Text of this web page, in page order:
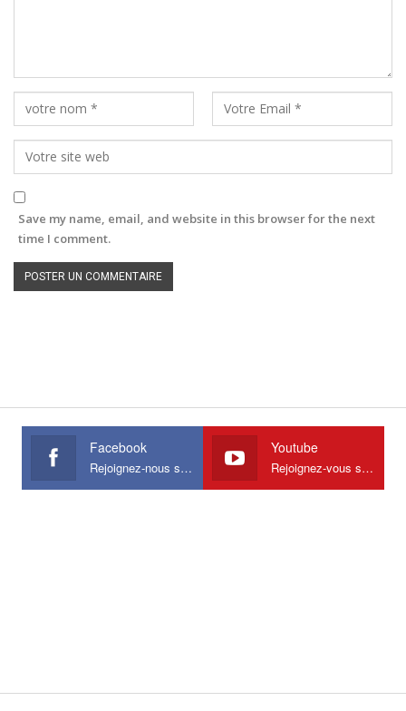
Save my name, email, and website in this browser for the next
time I comment.
Facebook
Rejoignez-nous sur Facebook
Youtube
Rejoignez-vous sur Youtube